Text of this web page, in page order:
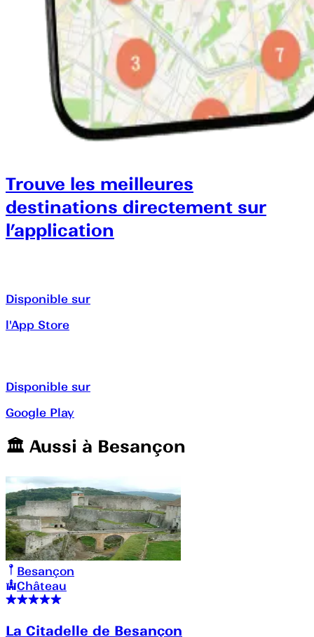
Trouve les meilleures
destinations directement sur
l’application
Disponible sur
l'App Store
Disponible sur
Google Play
🏛️️ Aussi à Besançon
Besançon
Château
La Citadelle de Besançon